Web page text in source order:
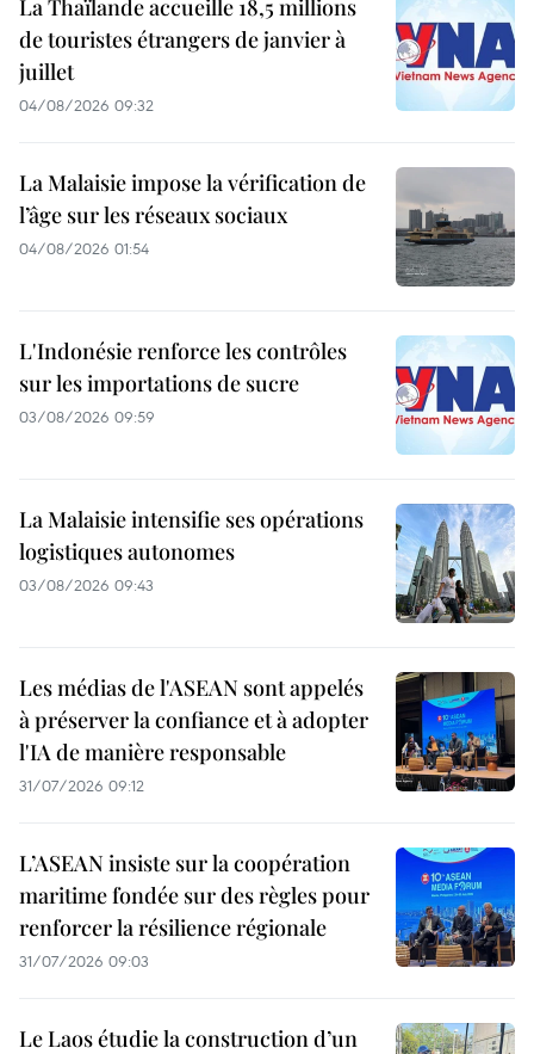
La Thaïlande accueille 18,5 millions
de touristes étrangers de janvier à
juillet
04/08/2026 09:32
La Malaisie impose la vérification de
l’âge sur les réseaux sociaux
04/08/2026 01:54
L'Indonésie renforce les contrôles
sur les importations de sucre
03/08/2026 09:59
La Malaisie intensifie ses opérations
logistiques autonomes
03/08/2026 09:43
Les médias de l'ASEAN sont appelés
à préserver la confiance et à adopter
l'IA de manière responsable
31/07/2026 09:12
L’ASEAN insiste sur la coopération
maritime fondée sur des règles pour
renforcer la résilience régionale
31/07/2026 09:03
Le Laos étudie la construction d’un